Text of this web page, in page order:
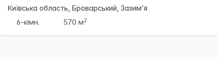
Київська область, Броварський, Зазим’я
6-кімн.
570 м2